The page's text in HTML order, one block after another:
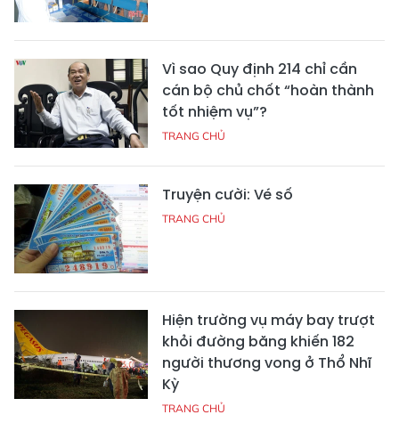
Vì sao Quy định 214 chỉ cần
cán bộ chủ chốt “hoàn thành
tốt nhiệm vụ”?
TRANG CHỦ
Truyện cười: Vé số
TRANG CHỦ
Hiện trường vụ máy bay trượt
khỏi đường băng khiến 182
người thương vong ở Thổ Nhĩ
Kỳ
TRANG CHỦ